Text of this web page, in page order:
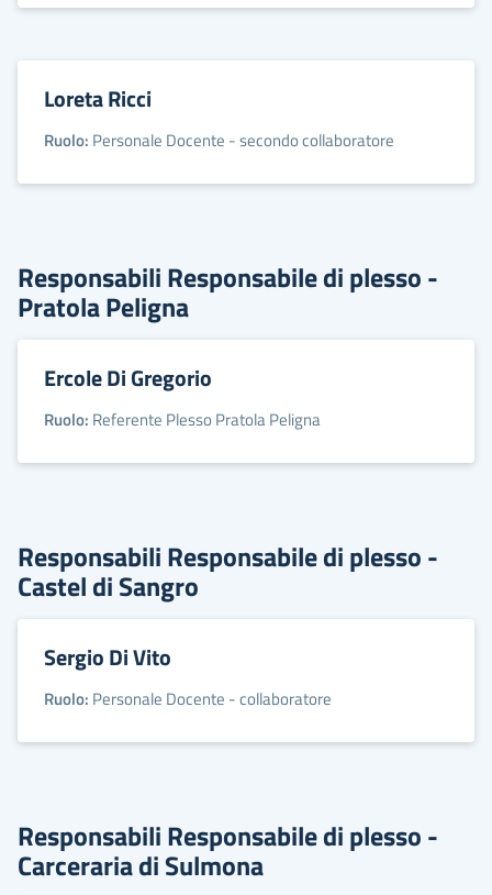
Loreta Ricci
Ruolo: Personale Docente - secondo collaboratore
Responsabili Responsabile di plesso -
Pratola Peligna
Ercole Di Gregorio
Ruolo: Referente Plesso Pratola Peligna
Responsabili Responsabile di plesso -
Castel di Sangro
Sergio Di Vito
Ruolo: Personale Docente - collaboratore
Responsabili Responsabile di plesso -
Carceraria di Sulmona